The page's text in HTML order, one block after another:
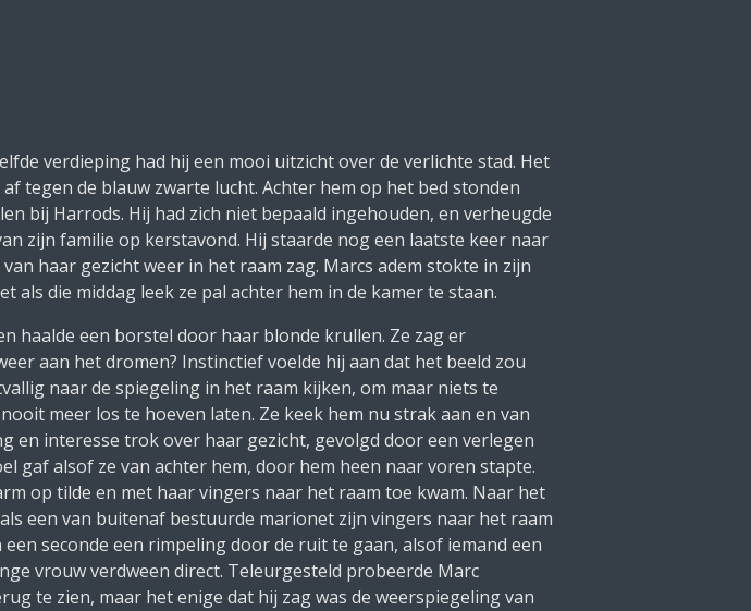
verdieping had hij een mooi uitzicht over de verlichte stad. Het
tegen de blauw zwarte lucht. Achter hem op het bed stonden
bij Harrods. Hij had zich niet bepaald ingehouden, en verheugde
zijn familie op kerstavond. Hij staarde nog een laatste keer naar
haar gezicht weer in het raam zag. Marcs adem stokte in zijn
als die middag leek ze pal achter hem in de kamer te staan.
haalde een borstel door haar blonde krullen. Ze zag er
aan het dromen? Instinctief voelde hij aan dat het beeld zou
naar de spiegeling in het raam kijken, om maar niets te
meer los te hoeven laten. Ze keek hem nu strak aan en van
en interesse trok over haar gezicht, gevolgd door een verlegen
gaf alsof ze van achter hem, door hem heen naar voren stapte.
op tilde en met haar vingers naar het raam toe kwam. Naar het
een van buitenaf bestuurde marionet zijn vingers naar het raam
seconde een rimpeling door de ruit te gaan, alsof iemand een
vrouw verdween direct. Teleurgesteld probeerde Marc
te zien, maar het enige dat hij zag was de weerspiegeling van